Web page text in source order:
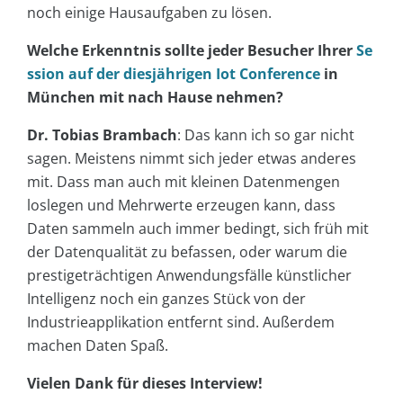
noch einige Hausaufgaben zu lösen.
Welche Erkenntnis sollte jeder Besucher IhrerSe
ssion auf der diesjährigen Iot Conference in
München mit nach Hause nehmen?
Dr. Tobias Brambach: Das kann ich so gar nicht
sagen. Meistens nimmt sich jeder etwas anderes
mit. Dass man auch mit kleinen Datenmengen
loslegen und Mehrwerte erzeugen kann, dass
Daten sammeln auch immer bedingt, sich früh mit
der Datenqualität zu befassen, oder warum die
prestigeträchtigen Anwendungsfälle künstlicher
Intelligenz noch ein ganzes Stück von der
Industrieapplikation entfernt sind. Außerdem
machen Daten Spaß.
Vielen Dank für dieses Interview!